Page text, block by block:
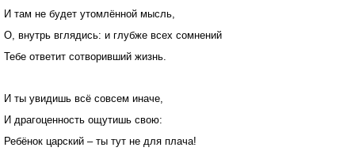
И там не будет утомлённой мысль,
О, внутрь вглядись: и глубже всех сомнений
Тебе ответит сотворивший жизнь.
И ты увидишь всё совсем иначе,
И драгоценность ощутишь свою:
Ребёнок царский – ты тут не для плача!